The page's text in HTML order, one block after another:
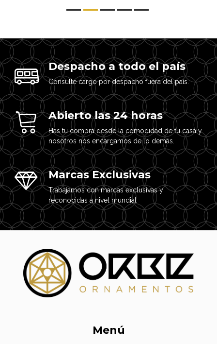
Despacho a todo el país
Consulte cargo por despacho fuera del país.
Abierto las 24 horas
Has tu compra desde la comodidad de tu casa y
nosotros nos encargamos de lo demás.
Marcas Exclusivas
Trabajamos con marcas exclusivas y
reconocidas a nivel mundial
Menú